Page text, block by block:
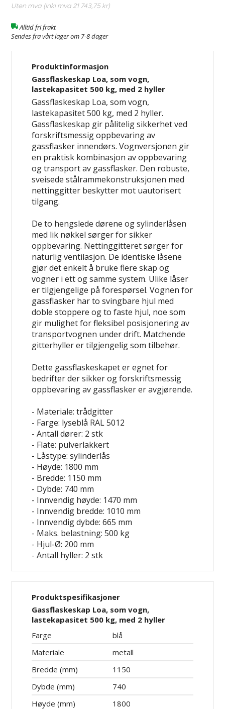
Uten mva (Inkl mva 21 743,75 kr)
Alltid fri frakt
Sendes fra vårt lager om 7-8 dager
Produktinformasjon
Gassflaskeskap Loa, som vogn,
lastekapasitet 500 kg, med 2 hyller
Gassflaskeskap Loa, som vogn,
lastekapasitet 500 kg, med 2 hyller.
Gassflaskeskap gir pålitelig sikkerhet ved
forskriftsmessig oppbevaring av
gassflasker innendørs. Vognversjonen gir
en praktisk kombinasjon av oppbevaring
og transport av gassflasker. Den robuste,
sveisede stålrammekonstruksjonen med
nettinggitter beskytter mot uautorisert
tilgang.
De to hengslede dørene og sylinderlåsen
med lik nøkkel sørger for sikker
oppbevaring. Nettinggitteret sørger for
naturlig ventilasjon. De identiske låsene
gjør det enkelt å bruke flere skap og
vogner i ett og samme system. Ulike låser
er tilgjengelige på forespørsel. Vognen for
gassflasker har to svingbare hjul med
doble stoppere og to faste hjul, noe som
gir mulighet for fleksibel posisjonering av
transportvognen under drift. Matchende
gitterhyller er tilgjengelig som tilbehør.
Dette gassflaskeskapet er egnet for
bedrifter der sikker og forskriftsmessig
oppbevaring av gassflasker er avgjørende.
- Materiale: trådgitter
- Farge: lyseblå RAL 5012
- Antall dører: 2 stk
- Flate: pulverlakkert
- Låstype: sylinderlås
- Høyde: 1800 mm
- Bredde: 1150 mm
- Dybde: 740 mm
- Innvendig høyde: 1470 mm
- Innvendig bredde: 1010 mm
- Innvendig dybde: 665 mm
- Maks. belastning: 500 kg
- Hjul-Ø: 200 mm
- Antall hyller: 2 stk
Produktspesifikasjoner
Gassflaskeskap Loa, som vogn,
lastekapasitet 500 kg, med 2 hyller
Farge
blå
Materiale
metall
Bredde (mm)
1150
Dybde (mm)
740
Høyde (mm)
1800